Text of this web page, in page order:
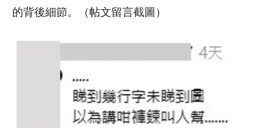
的背後細節。（帖文留言截圖）